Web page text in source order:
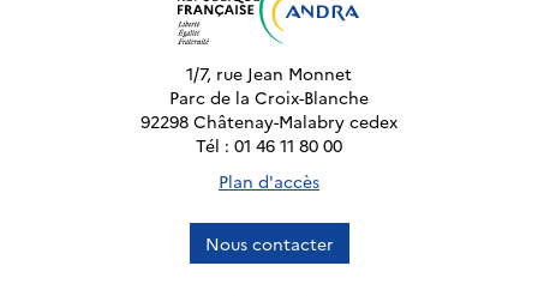
1/7, rue Jean Monnet
Parc de la Croix-Blanche
92298 Châtenay-Malabry cedex
Tél : 01 46 11 80 00
Plan d'accès
Nous contacter